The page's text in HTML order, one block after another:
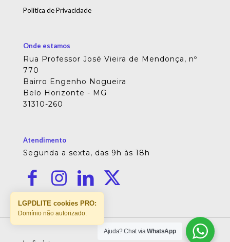
Política de Privacidade
Onde estamos
Rua Professor José Vieira de Mendonça, nº
770
Bairro Engenho Nogueira
Belo Horizonte - MG
31310-260
Atendimento
Segunda a sexta, das 9h às 18h
Ajuda? Chat viaWhatsApp
LGPDLITE cookies PRO:
Domínio não autorizado.